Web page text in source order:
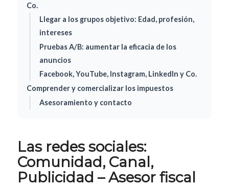
Co.
Llegar a los grupos objetivo: Edad, profesión,
intereses
Pruebas A/B: aumentar la eficacia de los
anuncios
Facebook, YouTube, Instagram, LinkedIn y Co.
Comprender y comercializar los impuestos
Asesoramiento y contacto
Las redes sociales:
Comunidad, Canal,
Publicidad – Asesor fiscal